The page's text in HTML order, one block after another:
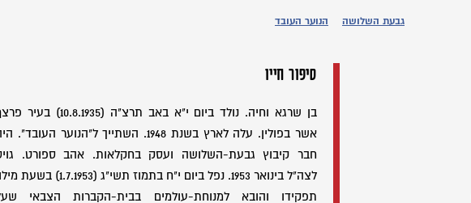
גבעת השלושה הנוער העובד
סיפור חייו
בן שרגא וחיה. נולד ביום י"א באב תרצ"ה (10.8.1935) בעיר
אשר בפולין. עלה לארץ בשנת 1948. השתייך ל"הנוער העובד".
חבר קיבוץ גבעת-השלושה ועסק בחקלאות. אהב ספורט.
לצה"ל בינואר 1953. נפל ביום י"ח בתמוז תשי"ג (1.7.1953) בשעת
תפקידו והובא למנוחת-עולמים בבית-הקברות הצבאי